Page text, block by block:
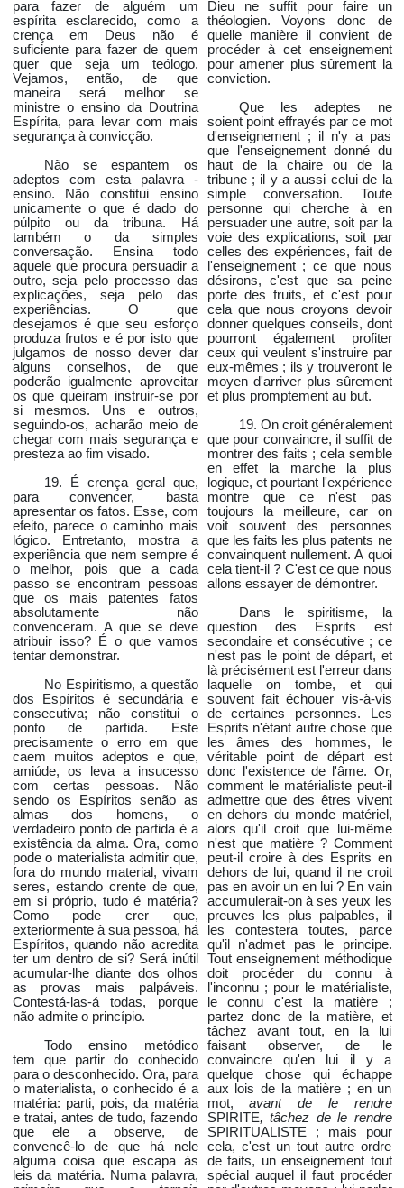
para fazer de alguém um
espírita esclarecido, como a
crença em Deus não é
suficiente para fazer de quem
quer que seja um teólogo.
Vejamos, então, de que
maneira será melhor se
ministre o ensino da Doutrina
Espírita, para levar com mais
segurança à convicção.
Não se espantem os
adeptos com esta palavra -
ensino. Não constitui ensino
unicamente o que é dado do
púlpito ou da tribuna. Há
também o da simples
conversação. Ensina todo
aquele que procura persuadir a
outro, seja pelo processo das
explicações, seja pelo das
experiências. O que
desejamos é que seu esforço
produza frutos e é por isto que
julgamos de nosso dever dar
alguns conselhos, de que
poderão igualmente aproveitar
os que queiram instruir-se por
si mesmos. Uns e outros,
seguindo-os, acharão meio de
chegar com mais segurança e
presteza ao fim visado.
19. É crença geral que,
para convencer, basta
apresentar os fatos. Esse, com
efeito, parece o caminho mais
lógico. Entretanto, mostra a
experiência que nem sempre é
o melhor, pois que a cada
passo se encontram pessoas
que os mais patentes fatos
absolutamente não
convenceram. A que se deve
atribuir isso? É o que vamos
tentar demonstrar.
No Espiritismo, a questão
dos Espíritos é secundária e
consecutiva; não constitui o
ponto de partida. Este
precisamente o erro em que
caem muitos adeptos e que,
amiúde, os leva a insucesso
com certas pessoas. Não
sendo os Espíritos senão as
almas dos homens, o
verdadeiro ponto de partida é a
existência da alma. Ora, como
pode o materialista admitir que,
fora do mundo material, vivam
seres, estando crente de que,
em si próprio, tudo é matéria?
Como pode crer que,
exteriormente à sua pessoa, há
Espíritos, quando não acredita
ter um dentro de si? Será inútil
acumular-lhe diante dos olhos
as provas mais palpáveis.
Contestá-las-á todas, porque
não admite o princípio.
Todo ensino metódico
tem que partir do conhecido
para o desconhecido. Ora, para
o materialista, o conhecido é a
matéria: parti, pois, da matéria
e tratai, antes de tudo, fazendo
que ele a observe, de
convencê-lo de que há nele
alguma coisa que escapa às
leis da matéria. Numa palavra,
Dieu ne suffit pour faire un
théologien. Voyons donc de
quelle manière il convient de
procéder à cet enseignement
pour amener plus sûrement la
conviction.
Que les adeptes ne
soient point effrayés par ce mot
d'enseignement ; il n'y a pas
que l'enseignement donné du
haut de la chaire ou de la
tribune ; il y a aussi celui de la
simple conversation. Toute
personne qui cherche à en
persuader une autre, soit par la
voie des explications, soit par
celles des expériences, fait de
l'enseignement ; ce que nous
désirons, c'est que sa peine
porte des fruits, et c'est pour
cela que nous croyons devoir
donner quelques conseils, dont
pourront également profiter
ceux qui veulent s'instruire par
eux-mêmes ; ils y trouveront le
moyen d'arriver plus sûrement
et plus promptement au but.
19. On croit généralement
que pour convaincre, il suffit de
montrer des faits ; cela semble
en effet la marche la plus
logique, et pourtant l'expérience
montre que ce n'est pas
toujours la meilleure, car on
voit souvent des personnes
que les faits les plus patents ne
convainquent nullement. A quoi
cela tient-il ? C'est ce que nous
allons essayer de démontrer.
Dans le spiritisme, la
question des Esprits est
secondaire et consécutive ; ce
n'est pas le point de départ, et
là précisément est l'erreur dans
laquelle on tombe, et qui
souvent fait échouer vis-à-vis
de certaines personnes. Les
Esprits n'étant autre chose que
les âmes des hommes, le
véritable point de départ est
donc l'existence de l'âme. Or,
comment le matérialiste peut-il
admettre que des êtres vivent
en dehors du monde matériel,
alors qu'il croit que lui-même
n'est que matière ? Comment
peut-il croire à des Esprits en
dehors de lui, quand il ne croit
pas en avoir un en lui ? En vain
accumulerait-on à ses yeux les
preuves les plus palpables, il
les contestera toutes, parce
qu'il n'admet pas le principe.
Tout enseignement méthodique
doit procéder du connu à
l'inconnu ; pour le matérialiste,
le connu c'est la matière ;
partez donc de la matière, et
tâchez avant tout, en la lui
faisant observer, de le
convaincre qu'en lui il y a
quelque chose qui échappe
aux lois de la matière ; en un
mot,avant de le rendre
SPIRITE, tâchez de le rendre
SPIRITUALISTE ; mais pour
cela, c'est un tout autre ordre
de faits, un enseignement tout
spécial auquel il faut procéder